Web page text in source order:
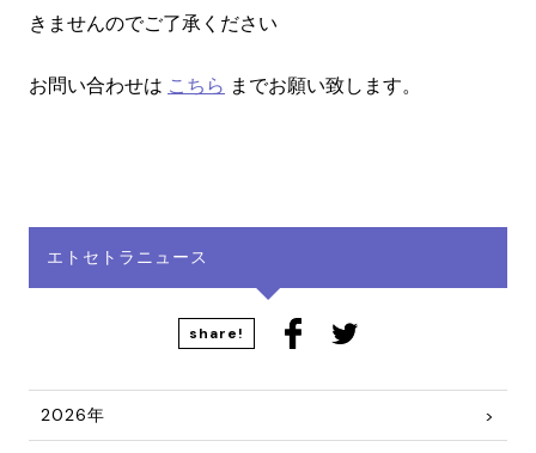
きませんのでご了承ください
お問い合わせは こちら までお願い致します。
エトセトラニュース
share!
2026年